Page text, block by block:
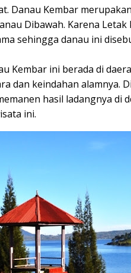
Danau Kembar
Dibawah. Karena
sehingga danau ini
Kembar ini berada di
dan keindahan alamnya.
hasil ladangnya di
ini.